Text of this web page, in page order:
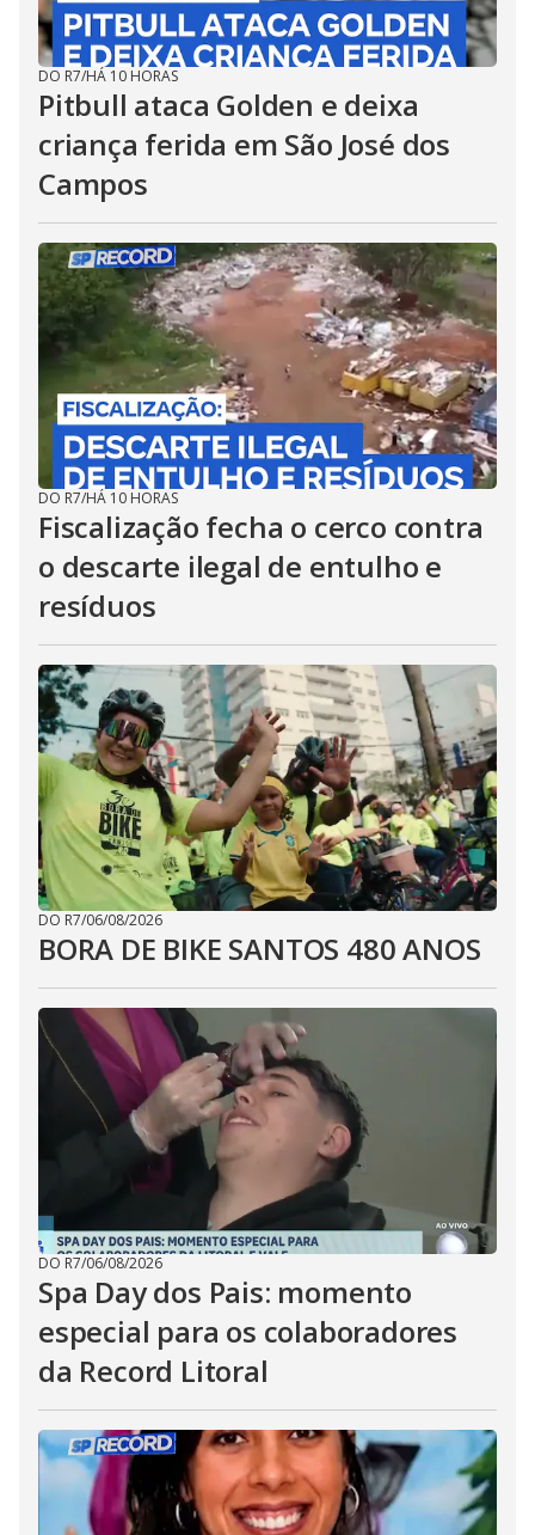
DO R7/HÁ 10 HORAS
Pitbull ataca Golden e deixa
criança ferida em São José dos
Campos
DO R7/HÁ 10 HORAS
Fiscalização fecha o cerco contra
o descarte ilegal de entulho e
resíduos
DO R7/06/08/2026
BORA DE BIKE SANTOS 480 ANOS
DO R7/06/08/2026
Spa Day dos Pais: momento
especial para os colaboradores
da Record Litoral